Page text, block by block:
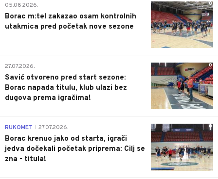
0
05.08.2026.
Borac m:tel zakazao osam kontrolnih
utakmica pred početak nove sezone
0
27.07.2026.
Savić otvoreno pred start sezone:
Borac napada titulu, klub ulazi bez
dugova prema igračima!
0
RUKOMET 27.07.2026.
Borac krenuo jako od starta, igrači
jedva dočekali početak priprema: Cilj se
zna - titula!